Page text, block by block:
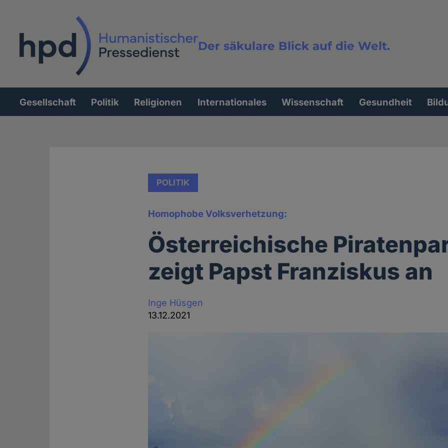
Der säkulare Blick auf die Welt.
Volltextsuche
Hauptnavigation
Gesellschaft Politik Religionen Internationales Wissenschaft Gesundheit
POLITIK
Homophobe Volksverhetzung:
Österreichische
zeigt Papst Franziskus an
Inge Hüsgen
13.12.2021